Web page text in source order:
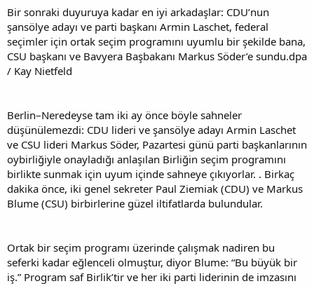
Bir sonraki duyuruya kadar en iyi arkadaşlar: CDU’nun
şansölye adayı ve parti başkanı Armin Laschet, federal
seçimler için ortak seçim programını uyumlu bir şekilde bana,
CSU başkanı ve Bavyera Başbakanı Markus Söder’e sundu.dpa
/ Kay Nietfeld
Berlin–Neredeyse tam iki ay önce böyle sahneler
düşünülemezdi: CDU lideri ve şansölye adayı Armin Laschet
ve CSU lideri Markus Söder, Pazartesi günü parti başkanlarının
oybirliğiyle onayladığı anlaşılan Birliğin seçim programını
birlikte sunmak için uyum içinde sahneye çıkıyorlar. . Birkaç
dakika önce, iki genel sekreter Paul Ziemiak (CDU) ve Markus
Blume (CSU) birbirlerine güzel iltifatlarda bulundular.
Ortak bir seçim programı üzerinde çalışmak nadiren bu
seferki kadar eğlenceli olmuştur, diyor Blume: “Bu büyük bir
iş.” Program saf Birlik’tir ve her iki parti liderinin de imzasını